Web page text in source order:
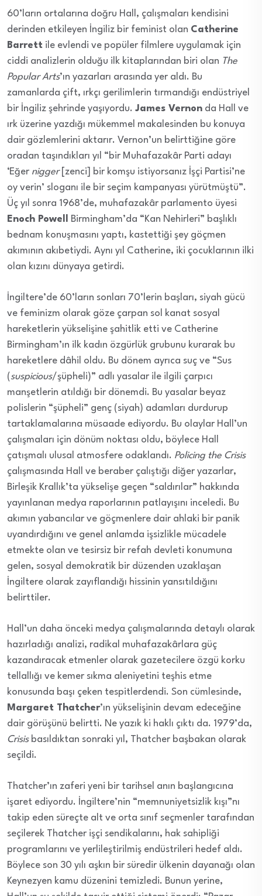
60’ların ortalarına doğru Hall, çalışmaları kendisini
derinden etkileyen İngiliz bir feminist olan Catherine
Barrett ile evlendi ve popüler filmlere uygulamak için
ciddi analizlerin olduğu ilk kitaplarından biri olan The
Popular Arts’ın yazarları arasında yer aldı. Bu
zamanlarda çift, ırkçı gerilimlerin tırmandığı endüstriyel
bir İngiliz şehrinde yaşıyordu. James Vernon da Hall ve
ırk üzerine yazdığı mükemmel makalesinden bu konuya
dair gözlemlerini aktarır. Vernon’un belirttiğine göre
oradan taşındıkları yıl “bir Muhafazakâr Parti adayı
‘Eğer nigger[zenci] bir komşu istiyorsanız İşçi Partisi’ne
oy verin’ sloganı ile bir seçim kampanyası yürütmüştü”.
Üç yıl sonra 1968’de, muhafazakâr parlamento üyesi
Enoch Powell
Birmingham’da “Kan Nehirleri” başlıklı
bednam konuşmasını yaptı, kastettiği şey göçmen
akımının akıbetiydi. Aynı yıl Catherine, iki çocuklarının ilki
olan kızını dünyaya getirdi.
İngiltere’de 60’ların sonları 70’lerin başları, siyah gücü
ve feminizm olarak göze çarpan sol kanat sosyal
hareketlerin yükselişine şahitlik etti ve Catherine
Birmingham’ın ilk kadın özgürlük grubunu kurarak bu
hareketlere dâhil oldu. Bu dönem ayrıca suç ve “Sus
(suspicious/şüpheli)” adlı yasalar ile ilgili çarpıcı
manşetlerin atıldığı bir dönemdi. Bu yasalar beyaz
polislerin “şüpheli” genç (siyah) adamları durdurup
tartaklamalarına müsaade ediyordu. Bu olaylar Hall’un
çalışmaları için dönüm noktası oldu, böylece Hall
çatışmalı ulusal atmosfere odaklandı. Policing the Crisis
çalışmasında Hall ve beraber çalıştığı diğer yazarlar,
Birleşik Krallık’ta yükselişe geçen “saldırılar” hakkında
yayınlanan medya raporlarının patlayışını inceledi. Bu
akımın yabancılar ve göçmenlere dair ahlaki bir panik
uyandırdığını ve genel anlamda işsizlikle mücadele
etmekte olan ve tesirsiz bir refah devleti konumuna
gelen, sosyal demokratik bir düzenden uzaklaşan
İngiltere olarak zayıflandığı hissinin yansıtıldığını
belirttiler.
Hall’un daha önceki medya çalışmalarında detaylı olarak
hazırladığı analizi, radikal muhafazakârlara güç
kazandıracak etmenler olarak gazetecilere özgü korku
tellallığı ve kemer sıkma aleniyetini teşhis etme
konusunda başı çeken tespitlerdendi. Son cümlesinde,
Margaret Thatcher’ın yükselişinin devam edeceğine
dair görüşünü belirtti. Ne yazık ki haklı çıktı da. 1979’da,
Crisisbasıldıktan sonraki yıl, Thatcher başbakan olarak
seçildi.
Thatcher’ın zaferi yeni bir tarihsel anın başlangıcına
işaret ediyordu. İngiltere’nin “memnuniyetsizlik kışı”nı
takip eden süreçte alt ve orta sınıf seçmenler tarafından
seçilerek Thatcher işçi sendikalarını, hak sahipliği
programlarını ve yerlileştirilmiş endüstrileri hedef aldı.
Böylece son 30 yılı aşkın bir süredir ülkenin dayanağı olan
Keynezyen kamu düzenini temizledi. Bunun yerine,